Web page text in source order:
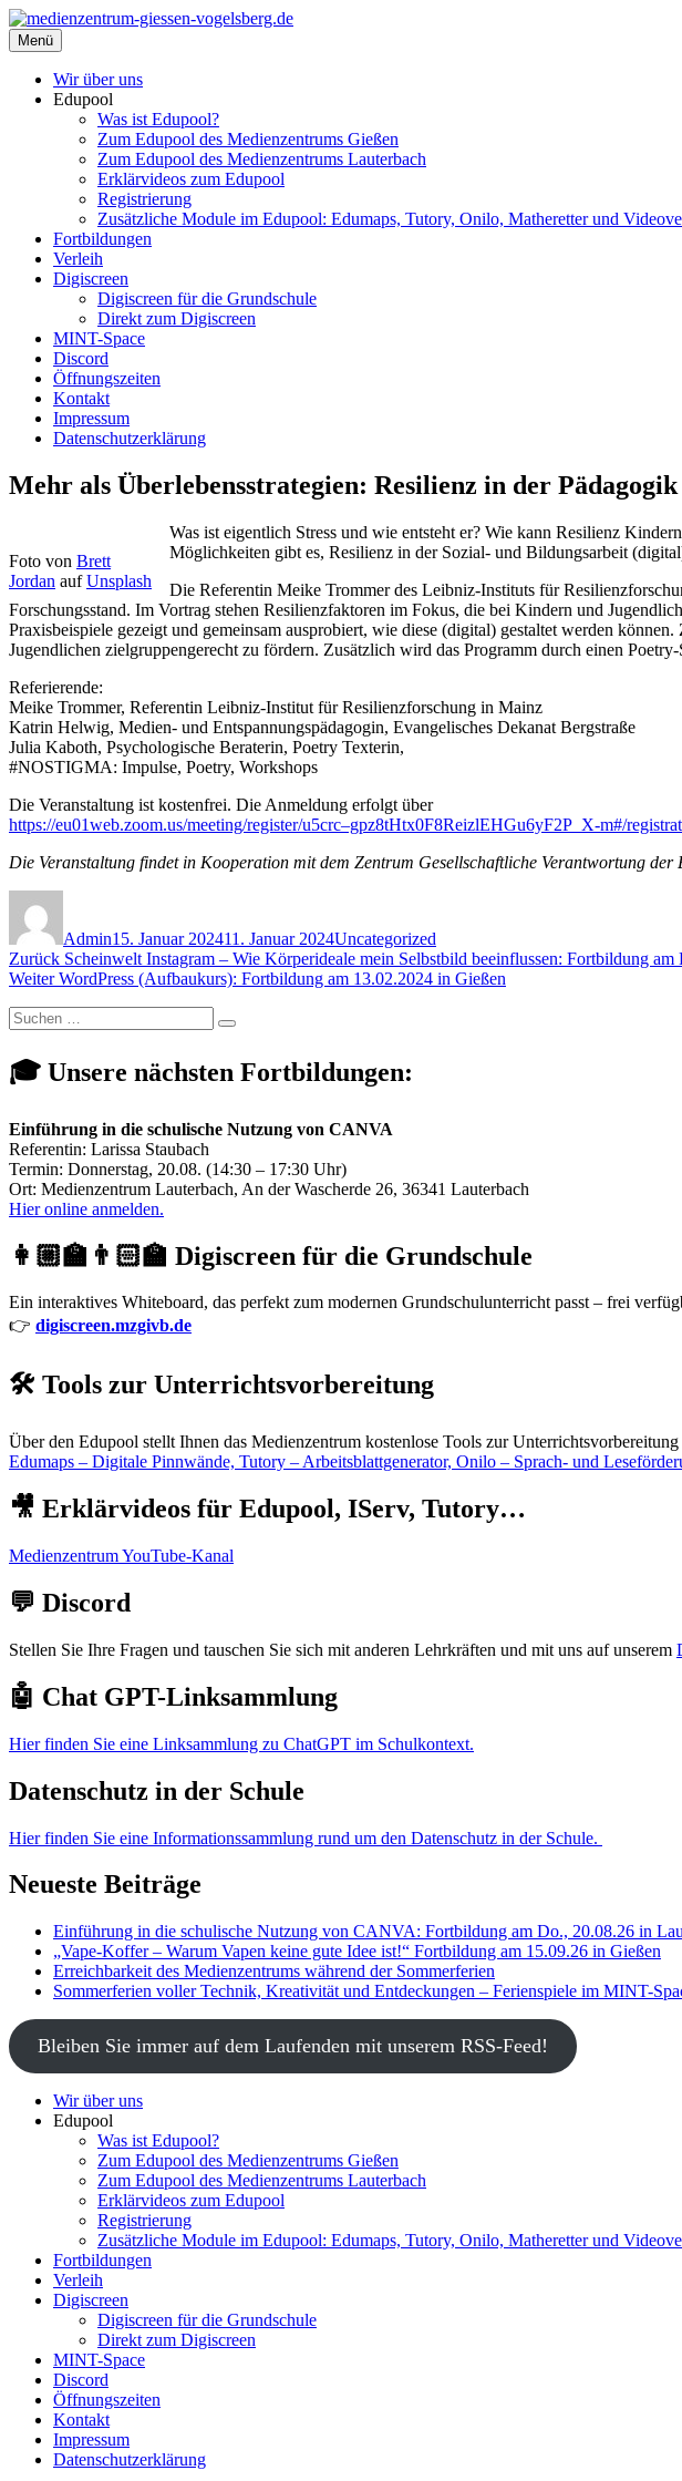
Zum
Inhalt
springen
medienzentrum-giessen-vogelsberg.de
Regionales Medienzentrum Gießen-Vogelsberg
Menü
Wir über uns
Edupool
Was ist Edupool?
Zum Edupool des Medienzentrums Gießen
Zum Edupool des Medienzentrums Lauterbach
Erklärvideos zum Edupool
Registrierung
Zusätzliche Module im Edupool: Edumaps, Tutory, Onilo, Matheretter und
Fortbildungen
Verleih
Digiscreen
Digiscreen für die Grundschule
Direkt zum Digiscreen
MINT-Space
Discord
Öffnungszeiten
Kontakt
Impressum
Datenschutzerklärung
Mehr als Überlebensstrategien: Resilienz in der
Foto von Brett
Jordan aufUnsplash
Was ist eigentlich Stress und wie entsteht er? Wie kann Resilienz
Möglichkeiten gibt es, Resilienz in der Sozial- und Bildungsarbeit
Die Referentin Meike Trommer des Leibniz-Instituts für
Forschungsstand. Im Vortrag stehen Resilienzfaktoren im Fokus, die bei Kindern und
Praxisbeispiele gezeigt und gemeinsam ausprobiert, wie diese (digital) gestaltet werden
Jugendlichen zielgruppengerecht zu fördern. Zusätzlich wird das Programm durch einen
Referierende:
Meike Trommer, Referentin Leibniz-Institut für Resilienzforschung in Mainz
Katrin Helwig, Medien- und Entspannungspädagogin, Evangelisches Dekanat Bergstraße
Julia Kaboth, Psychologische Beraterin, Poetry Texterin,
#NOSTIGMA: Impulse, Poetry, Workshops
Die Veranstaltung ist kostenfrei. Die Anmeldung erfolgt über
https://eu01web.zoom.us/meeting/register/u5crc–gpz8tHtx0F8ReizlEHGu6yF2P_X-m#/
Die Veranstaltung findet in Kooperation mit dem Zentrum Gesellschaftliche Verantwortung
Admin15. Januar 202411. Januar 2024Uncategorized
Beitragsnavigation
Zurück Vorheriger
Beitrag:
Scheinwelt Instagram – Wie Körperideale mein Selbstbild beeinflussen: Fortbildung
Weiter Nächster
WordPress (Aufbaukurs): Fortbildung am 13.02.2024 in Gießen
Suchen
nach:
Suchen
🎓 Unsere nächsten Fortbildungen:
Einführung in die schulische Nutzung von CANVA
Referentin: Larissa Staubach
Termin: Donnerstag, 20.08. (14:30 – 17:30 Uhr)
Ort: Medienzentrum Lauterbach, An der Wascherde 26, 36341 Lauterbach
Hier online anmelden.
👩🏼‍🏫👨🏻‍🏫 Digiscreen für die Grundschule
Ein interaktives Whiteboard, das perfekt zum modernen Grundschulunterricht passt – frei
👉 digiscreen.mzgivb.de
🛠️ Tools zur Unterrichtsvorbereitung
Über den Edupool stellt Ihnen das Medienzentrum kostenlose Tools zur
Edumaps – Digitale Pinnwände, Tutory – Arbeitsblattgenerator, Onilo – Sprach- und
🎥 Erklärvideos für Edupool, IServ, Tutory…
Medienzentrum YouTube-Kanal
💬 Discord
Stellen Sie Ihre Fragen und tauschen Sie sich mit anderen Lehrkräften und mit uns auf unserem
🤖 Chat GPT-Linksammlung
Hier finden Sie eine Linksammlung zu ChatGPT im Schulkontext.
Datenschutz in der Schule
Hier finden Sie eine Informationssammlung rund um den Datenschutz in der Schule.
Neueste Beiträge
Einführung in die schulische Nutzung von CANVA: Fortbildung am Do., 20.08.26 in
„Vape-Koffer – Warum Vapen keine gute Idee ist!“ Fortbildung am 15.09.26 in Gießen
Erreichbarkeit des Medienzentrums während der Sommerferien
Sommerferien voller Technik, Kreativität und Entdeckungen – Ferienspiele im MINT-
Bleiben Sie immer auf dem Laufenden mit unserem RSS-Feed!
Wir über uns
Edupool
Was ist Edupool?
Zum Edupool des Medienzentrums Gießen
Zum Edupool des Medienzentrums Lauterbach
Erklärvideos zum Edupool
Registrierung
Zusätzliche Module im Edupool: Edumaps, Tutory, Onilo, Matheretter und
Fortbildungen
Verleih
Digiscreen
Digiscreen für die Grundschule
Direkt zum Digiscreen
MINT-Space
Discord
Öffnungszeiten
Kontakt
Impressum
Datenschutzerklärung